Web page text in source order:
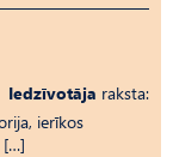
Iedzīvotāja raksta:
ierīkos
[…]